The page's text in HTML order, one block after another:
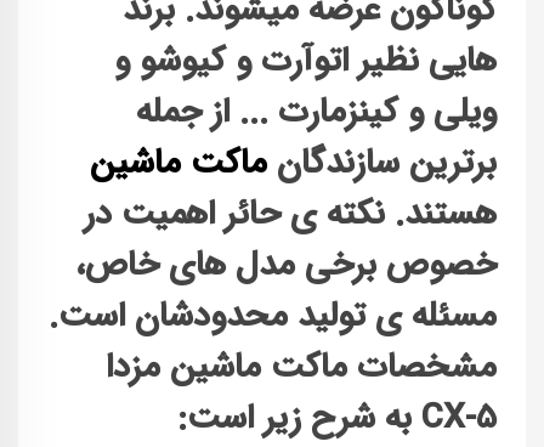
گوناگون عرضه میشوند. برند
هایی نظیر اتوآرت و کیوشو و
ویلی و کینزمارت ... از جمله
برترین سازندگان ماکت ماشین
هستند. نکته ی حائر اهمیت در
خصوص برخی مدل های خاص،
مسئله ی تولید محدودشان است.
مشخصات ماکت ماشین مزدا
CX-5 به شرح زیر است: